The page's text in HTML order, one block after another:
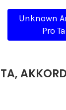
Unknown
Pro